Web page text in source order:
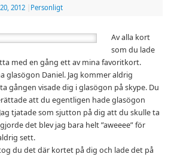
2012 Personligt
Av alla kort
som du lade
med en gång ett av mina favoritkort.
glasögon Daniel. Jag kommer aldrig
gången visade dig i glasögon på skype. Du
att du egentligen hade glasögon
tjatade som sjutton på dig att du skulle ta
det blev jag bara helt ”aweeee” för
sett.
du det där kortet på dig och lade det på